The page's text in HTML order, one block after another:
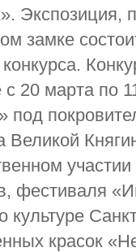
Экспозиция,
замке
конкурса.
с 20 марта по
под
Великой
фестиваля
культуре
красок